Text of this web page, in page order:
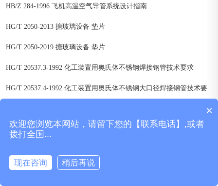
HB/Z 284-1996 飞机高温空气导管系统设计指南
HG/T 2050-2013 搪玻璃设备 垫片
HG/T 2050-2019 搪玻璃设备 垫片
HG/T 20537.3-1992 化工装置用奥氏体不锈钢焊接钢管技术要求
HG/T 20537.4-1992 化工装置用奥氏体不锈钢大口径焊接钢管技术要
HG/T 20606-2009 钢制管法兰用非金属平垫片(PN系列)
HG/T 20610-2009 钢制管法兰用缠绕式垫片(PN系列)
×
欢迎您浏览本网站，请留下您的【联系电话】,或者
拨打全国...
现在咨询 稍后再说